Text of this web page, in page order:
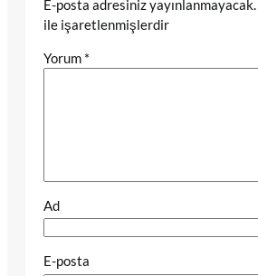
E-posta adresiniz yayınlanmayacak.
ile işaretlenmişlerdir
Yorum *
Ad
E-posta